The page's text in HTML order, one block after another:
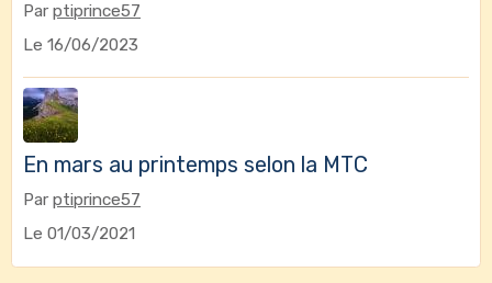
Par ptiprince57
Le 16/06/2023
En mars au printemps selon la MTC
Par ptiprince57
Le 01/03/2021